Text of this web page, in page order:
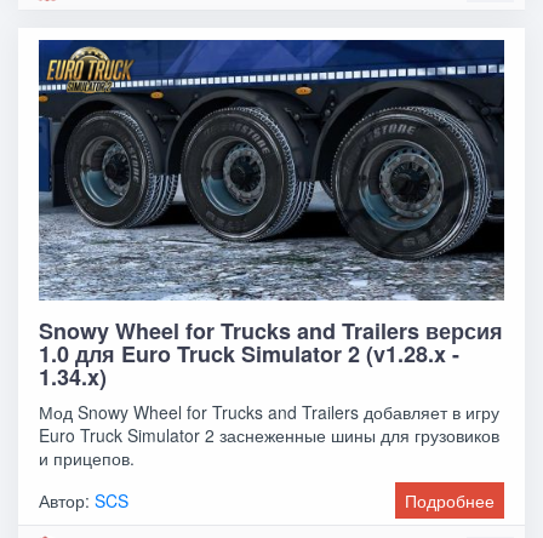
Snowy Wheel for Trucks and Trailers версия
1.0 для Euro Truck Simulator 2 (v1.28.x -
1.34.x)
Мод Snowy Wheel for Trucks and Trailers добавляет в игру
Euro Truck Simulator 2 заснеженные шины для грузовиков
и прицепов.
Автор:SCS Подробнее